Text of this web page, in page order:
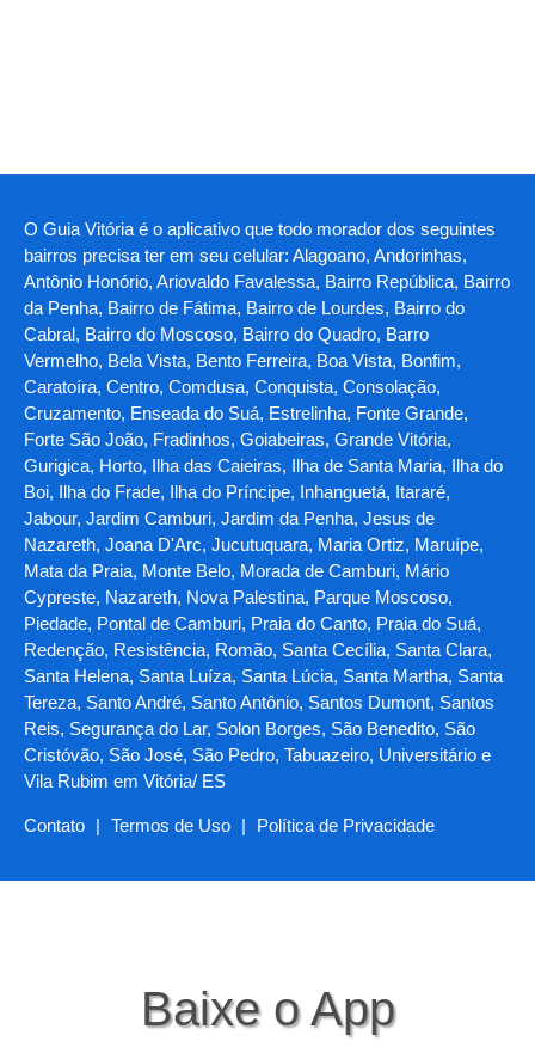
O Guia Vitória é o aplicativo que todo morador dos seguintes
bairros precisa ter em seu celular: Alagoano, Andorinhas,
Antônio Honório, Ariovaldo Favalessa, Bairro República, Bairro
da Penha, Bairro de Fátima, Bairro de Lourdes, Bairro do
Cabral, Bairro do Moscoso, Bairro do Quadro, Barro
Vermelho, Bela Vista, Bento Ferreira, Boa Vista, Bonfim,
Caratoíra, Centro, Comdusa, Conquista, Consolação,
Cruzamento, Enseada do Suá, Estrelinha, Fonte Grande,
Forte São João, Fradinhos, Goiabeiras, Grande Vitória,
Gurigica, Horto, Ilha das Caieiras, Ilha de Santa Maria, Ilha do
Boi, Ilha do Frade, Ilha do Príncipe, Inhanguetá, Itararé,
Jabour, Jardim Camburi, Jardim da Penha, Jesus de
Nazareth, Joana D'Arc, Jucutuquara, Maria Ortiz, Maruípe,
Mata da Praia, Monte Belo, Morada de Camburi, Mário
Cypreste, Nazareth, Nova Palestina, Parque Moscoso,
Piedade, Pontal de Camburi, Praia do Canto, Praia do Suá,
Redenção, Resistência, Romão, Santa Cecília, Santa Clara,
Santa Helena, Santa Luíza, Santa Lúcia, Santa Martha, Santa
Tereza, Santo André, Santo Antônio, Santos Dumont, Santos
Reis, Segurança do Lar, Solon Borges, São Benedito, São
Cristóvão, São José, São Pedro, Tabuazeiro, Universitário e
Vila Rubim em Vitória/ ES
Contato | Termos de Uso | Política de Privacidade
Baixe o App